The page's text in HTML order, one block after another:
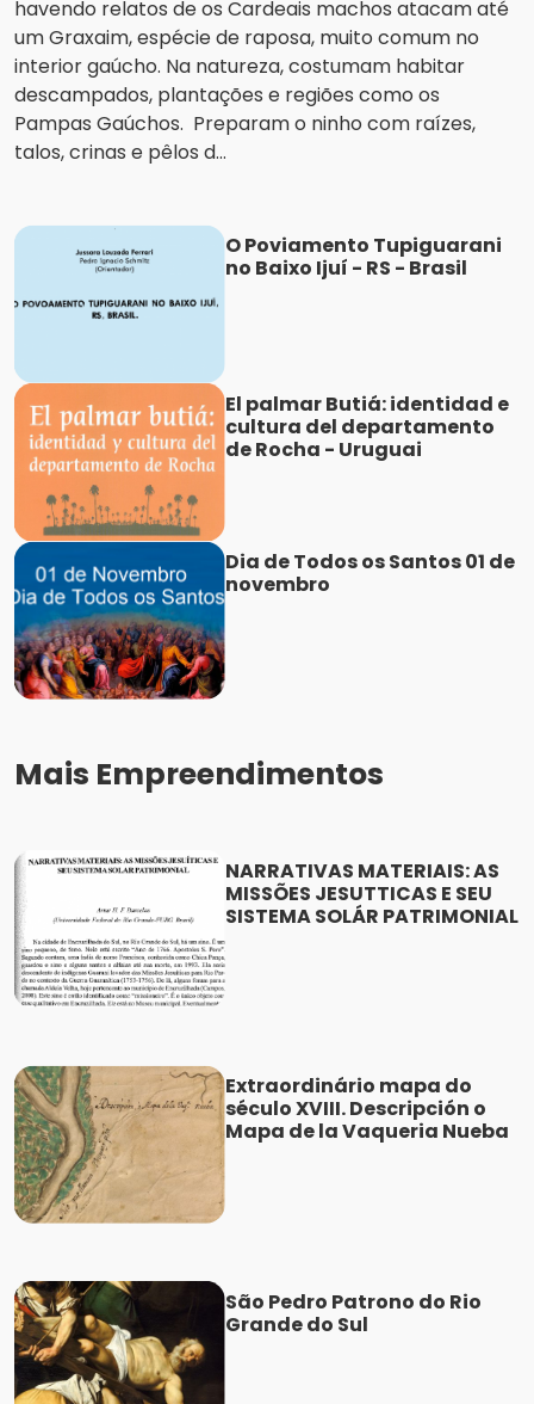
havendo relatos de os Cardeais machos atacam até
um Graxaim, espécie de raposa, muito comum no
interior gaúcho. Na natureza, costumam habitar
descampados, plantações e regiões como os
Pampas Gaúchos. Preparam o ninho com raízes,
talos, crinas e pêlos d...
O Poviamento Tupiguarani
no Baixo Ijuí - RS - Brasil
El palmar Butiá: identidad e
cultura del departamento
de Rocha - Uruguai
Dia de Todos os Santos 01 de
novembro
Mais Empreendimentos
NARRATIVAS MATERIAIS: AS
MISSÕES JESUTTICAS E SEU
SISTEMA SOLÁR PATRIMONIAL
Extraordinário mapa do
século XVIII. Descripción o
Mapa de la Vaqueria Nueba
São Pedro Patrono do Rio
Grande do Sul